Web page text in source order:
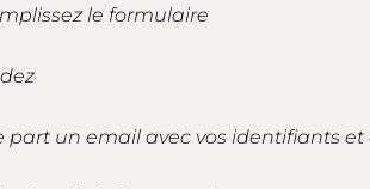
le formulaire
un email avec vos identifiants et